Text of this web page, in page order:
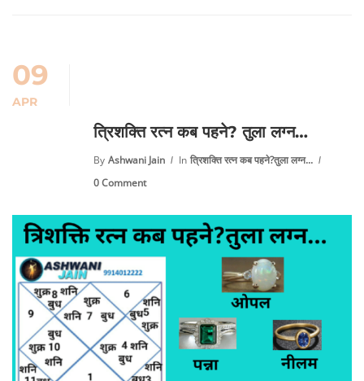
09
APR
त्रिशक्ति रत्न कब पहने? तुला लग्न…
By Ashwani Jain In त्रिशक्ति रत्न कब पहने?तुला लग्न...
0 Comment